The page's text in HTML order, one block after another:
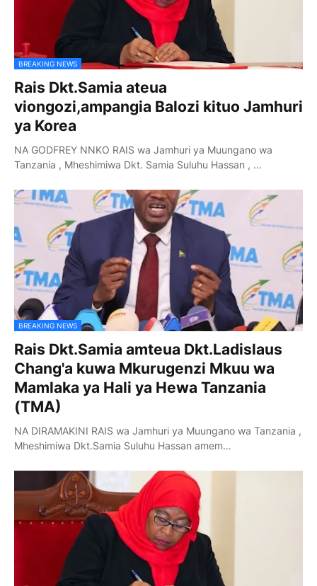
BREAKING NEWS
Rais Dkt.Samia ateua
viongozi,ampangia Balozi kituo Jamhuri
ya Korea
NA GODFREY NNKO RAIS wa Jamhuri ya Muungano wa
Tanzania , Mheshimiwa Dkt. Samia Suluhu Hassan , …
BREAKING NEWS
Rais Dkt.Samia amteua Dkt.Ladislaus
Chang'a kuwa Mkurugenzi Mkuu wa
Mamlaka ya Hali ya Hewa Tanzania
(TMA)
NA DIRAMAKINI RAIS wa Jamhuri ya Muungano wa Tanzania ,
Mheshimiwa Dkt.Samia Suluhu Hassan amem…